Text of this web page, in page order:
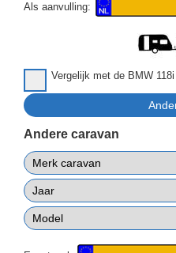
Als aanvulling:
Vergelijk met de BMW 118i
Andere caravan